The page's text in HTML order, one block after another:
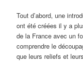
Tout d’abord, une
ont été créées il y a
de la France avec un
comprendre le
que leurs reliefs et